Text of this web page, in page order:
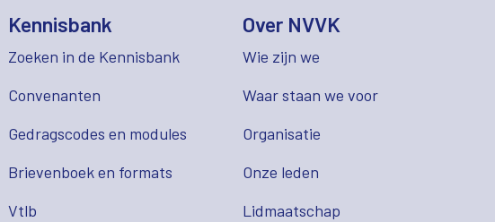
Kennisbank
Zoeken in de Kennisbank
Convenanten
Gedragscodes en modules
Brievenboek en formats
Vtlb
Over NVVK
Wie zijn we
Waar staan we voor
Organisatie
Onze leden
Lidmaatschap